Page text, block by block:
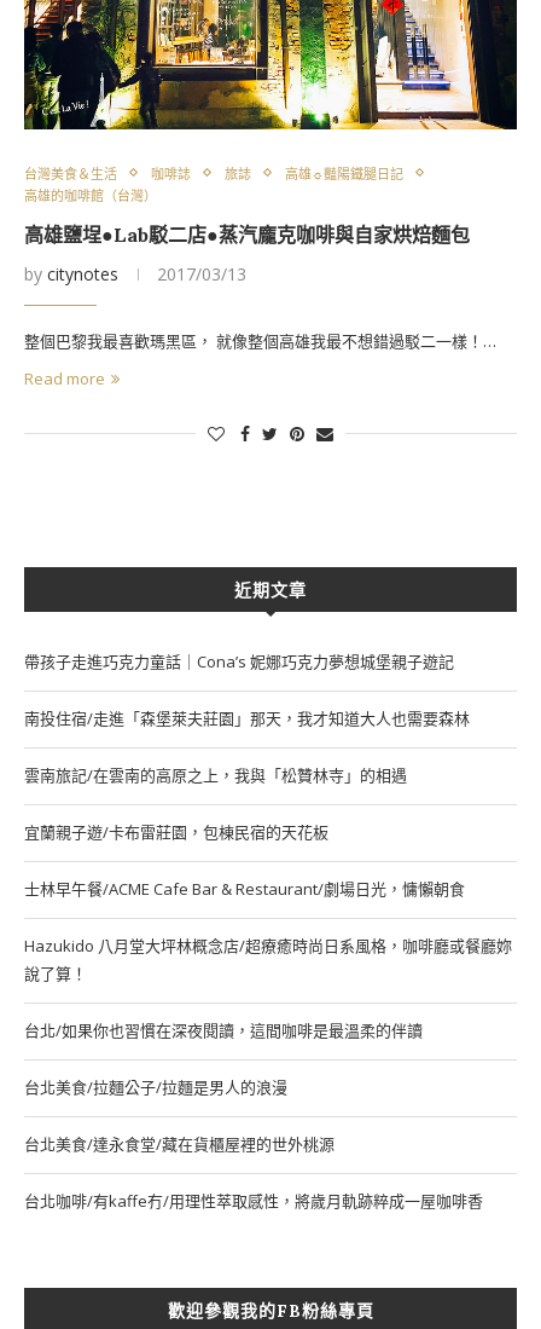
台灣美食＆生活 咖啡誌 旅誌
高雄☼豔陽鐵腿日記
高雄的咖啡館（台灣）
高雄鹽埕●Lab駁二店●蒸汽龐克咖啡與自家烘焙麵包
by citynotes 2017/03/13
整個巴黎我最喜歡瑪黑區， 就像整個高雄我最不想錯過駁二一樣！…
Read more
近期文章
帶孩子走進巧克力童話｜Cona’s 妮娜巧克力夢想城堡親子遊記
南投住宿/走進「森堡萊夫莊園」那天，我才知道大人也需要森林
雲南旅記/在雲南的高原之上，我與「松贊林寺」的相遇
宜蘭親子遊/卡布雷莊園，包棟民宿的天花板
士林早午餐/ACME Cafe Bar & Restaurant/劇場日光，慵懶朝食
Hazukido 八月堂大坪林概念店/超療癒時尚日系風格，咖啡廳或餐廳妳
說了算！
台北/如果你也習慣在深夜閱讀，這間咖啡是最溫柔的伴讀
台北美食/拉麵公子/拉麵是男人的浪漫
台北美食/達永食堂/藏在貨櫃屋裡的世外桃源
台北咖啡/有kaffe冇/用理性萃取感性，將歲月軌跡粹成一屋咖啡香
歡迎參觀我的FB粉絲專頁